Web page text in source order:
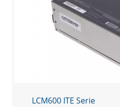
LCM600 ITE Serie